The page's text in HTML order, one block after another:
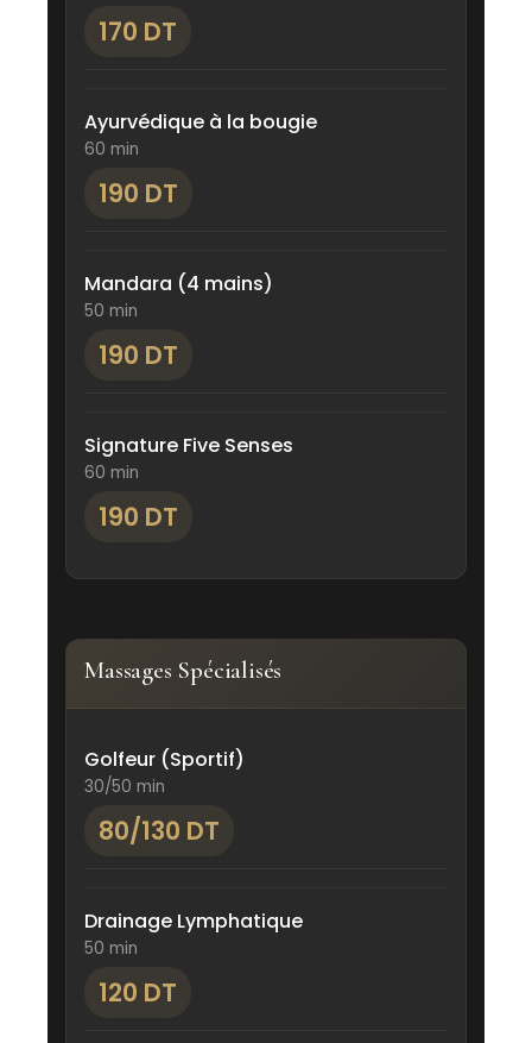
170 DT
Ayurvédique à la bougie
60 min
190 DT
Mandara (4 mains)
50 min
190 DT
Signature Five Senses
60 min
190 DT
Massages Spécialisés
Golfeur (Sportif)
30/50 min
80/130 DT
Drainage Lymphatique
50 min
120 DT